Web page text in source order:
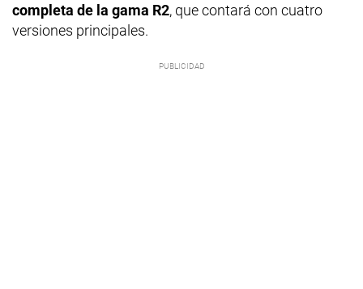
completa de la gama R2, que contará con cuatro
versiones principales.